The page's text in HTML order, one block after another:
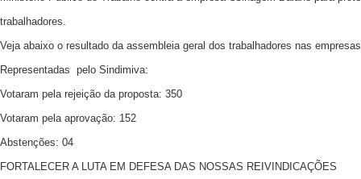
trabalhadores.
Veja abaixo o resultado da assembleia geral dos trabalhadores nas
Representadas pelo Sindimiva:
Votaram pela rejeição da proposta: 350
Votaram pela aprovação: 152
Abstenções: 04
FORTALECER A LUTA EM DEFESA DAS NOSSAS REIVINDICAÇÕES